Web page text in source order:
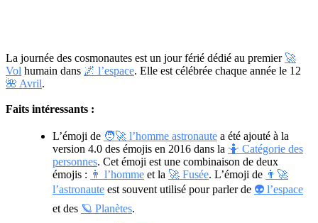
La journée des cosmonautes est un jour férié dédié au premier 🚀
Vol humain dans 🌌 l’espace. Elle est célébrée chaque année le 12
🌺 Avril.
Faits intéressants :
L’émoji de 🧑‍🚀 l’homme astronaute a été ajouté à la
version 4.0 des émojis en 2016 dans la 🤷 Catégorie des
personnes. Cet émoji est une combinaison de deux
émojis : 👨 l’homme et la 🚀 Fusée. L’émoji de 👨‍🚀
l’astronaute est souvent utilisé pour parler de 👽 l’espace
et des 🪐 Planètes.